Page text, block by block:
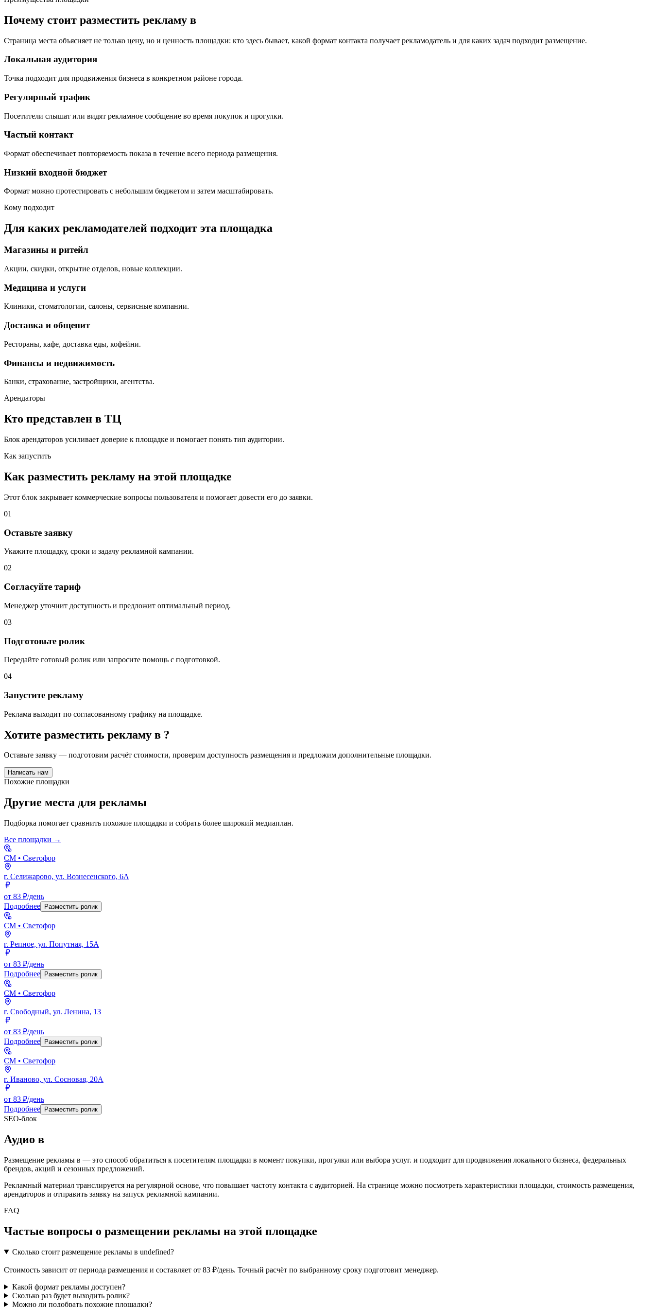
Почему стоит разместить рекламу в
Страница места объясняет не только цену, но и ценность площадки: кто здесь бывает, какой формат контакта получает рекламодатель и для каких задач подходит размещение.
Локальная аудитория
Точка подходит для продвижения бизнеса в конкретном районе города.
Регулярный трафик
Посетители слышат или видят рекламное сообщение во время покупок и прогулки.
Частый контакт
Формат обеспечивает повторяемость показа в течение всего периода размещения.
Низкий входной бюджет
Формат можно протестировать с небольшим бюджетом и затем масштабировать.
Кому подходит
Для каких рекламодателей подходит эта площадка
Магазины и ритейл
Акции, скидки, открытие отделов, новые коллекции.
Медицина и услуги
Клиники, стоматологии, салоны, сервисные компании.
Доставка и общепит
Рестораны, кафе, доставка еды, кофейни.
Финансы и недвижимость
Банки, страхование, застройщики, агентства.
Арендаторы
Кто представлен в ТЦ
Блок арендаторов усиливает доверие к площадке и помогает понять тип аудитории.
Как запустить
Как разместить рекламу на этой площадке
Этот блок закрывает коммерческие вопросы пользователя и помогает довести его до заявки.
01
Оставьте заявку
Укажите площадку, сроки и задачу рекламной кампании.
02
Согласуйте тариф
Менеджер уточнит доступность и предложит оптимальный период.
03
Подготовьте ролик
Передайте готовый ролик или запросите помощь с подготовкой.
04
Запустите рекламу
Реклама выходит по согласованному графику на площадке.
Хотите разместить рекламу в ?
Оставьте заявку — подготовим расчёт стоимости, проверим доступность размещения и предложим дополнительные площадки.
Написать нам
Похожие площадки
Другие места для рекламы
Подборка помогает сравнить похожие площадки и собрать более широкий медиаплан.
Все площадки →
СМ • Светофор
г. Селижарово, ул. Вознесенского, 6А
от 83 ₽/день
Подробнее
Разместить ролик
СМ • Светофор
г. Репное, ул. Попутная, 15А
от 83 ₽/день
Подробнее
Разместить ролик
СМ • Светофор
г. Свободный, ул. Ленина, 13
от 83 ₽/день
Подробнее
Разместить ролик
СМ • Светофор
г. Иваново, ул. Сосновая, 20А
от 83 ₽/день
Подробнее
Разместить ролик
SEO-блок
Аудио в
Размещение рекламы в — это способ обратиться к посетителям площадки в момент покупки, прогулки или выбора услуг. и подходит для продвижения локального бизнеса, федеральных
брендов, акций и сезонных предложений.
Рекламный материал транслируется на регулярной основе, что повышает частоту контакта с аудиторией. На странице можно посмотреть характеристики площадки, стоимость размещения,
арендаторов и отправить заявку на запуск рекламной кампании.
FAQ
Частые вопросы о размещении рекламы на этой площадке
Сколько стоит размещение рекламы в undefined?
Стоимость зависит от периода размещения и составляет от 83 ₽/день. Точный расчёт по выбранному сроку подготовит менеджер.
Какой формат рекламы доступен?
Сколько раз будет выходить ролик?
Можно ли подобрать похожие площадки?